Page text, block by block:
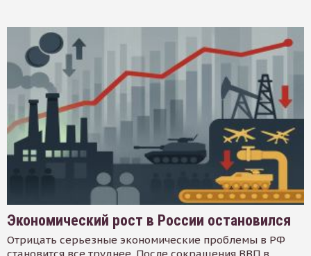
Экономический рост в России остановился
Отрицать серьезные экономические проблемы в РФ